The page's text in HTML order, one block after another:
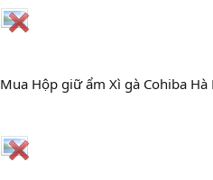
Mua Hộp giữ ẩm Xì gà Cohiba Hà